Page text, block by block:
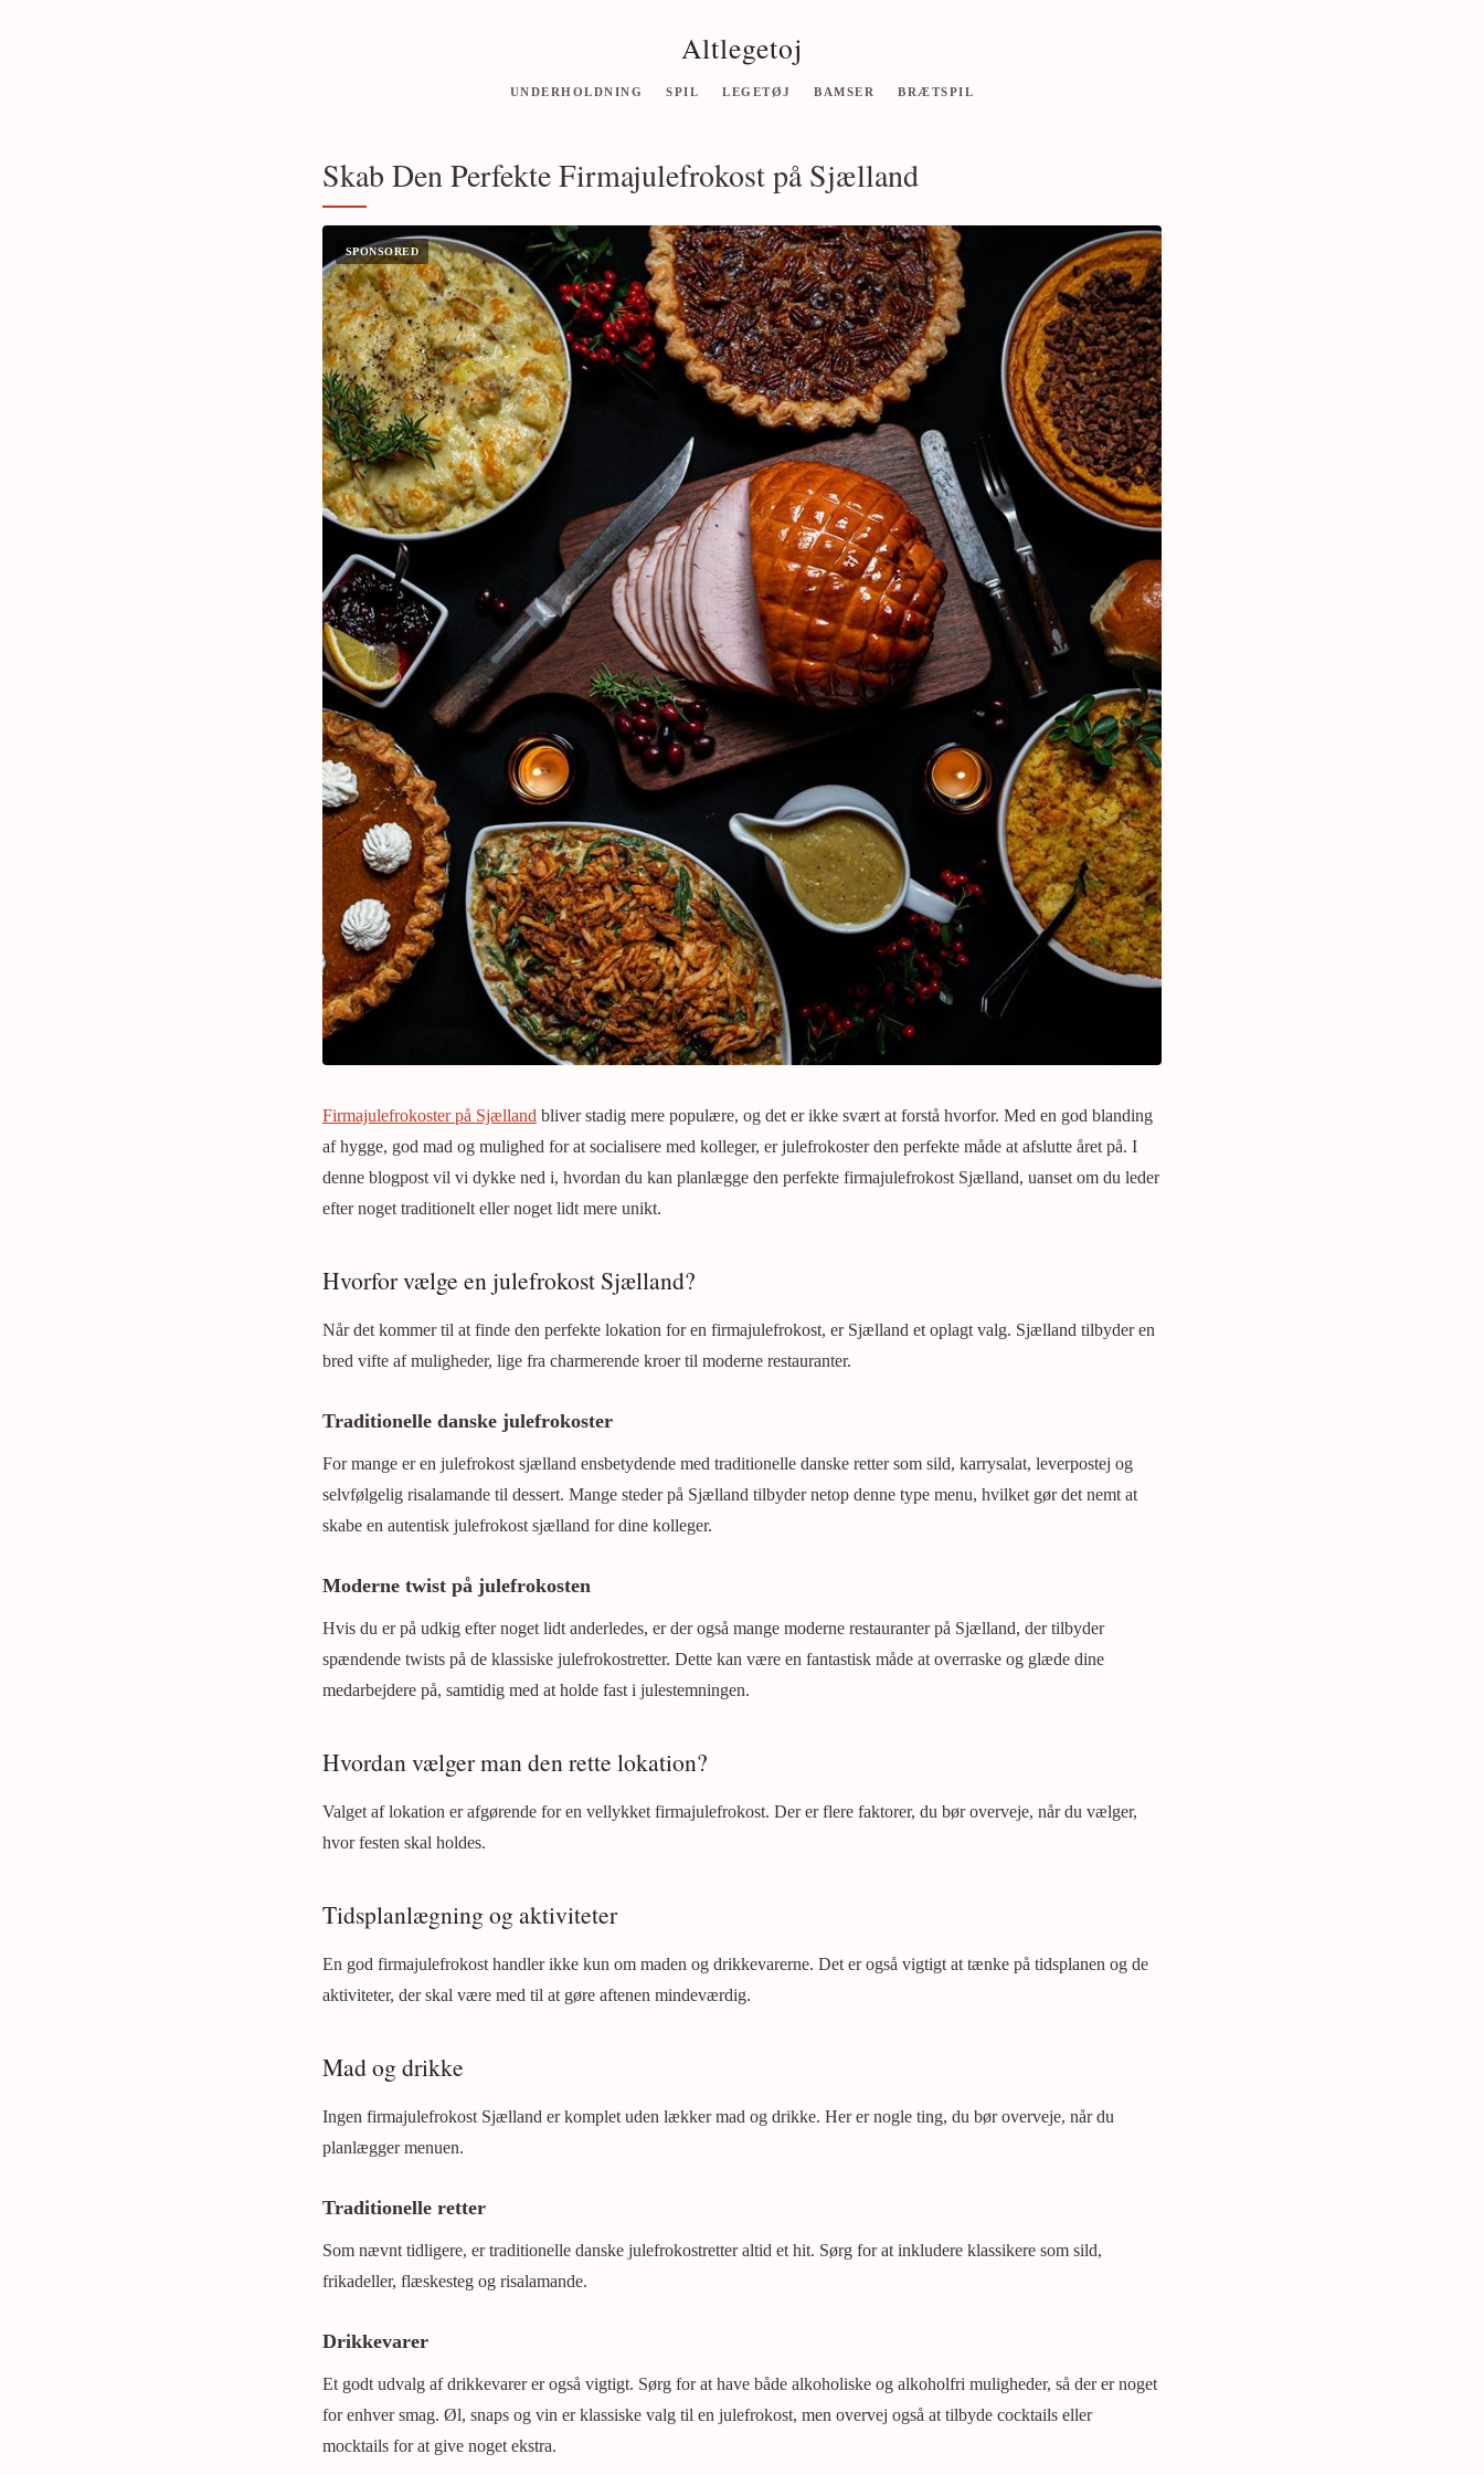
Altlegetoj
UNDERHOLDNING SPIL LEGETØJ BAMSER BRÆTSPIL
Skab Den Perfekte Firmajulefrokost på Sjælland
Firmajulefrokoster på Sjælland bliver stadig mere populære, og det er ikke svært at forstå hvorfor. Med en god blanding
af hygge, god mad og mulighed for at socialisere med kolleger, er julefrokoster den perfekte måde at afslutte året på. I
denne blogpost vil vi dykke ned i, hvordan du kan planlægge den perfekte firmajulefrokost Sjælland, uanset om du leder
efter noget traditionelt eller noget lidt mere unikt.
Hvorfor vælge en julefrokost Sjælland?
Når det kommer til at finde den perfekte lokation for en firmajulefrokost, er Sjælland et oplagt valg. Sjælland tilbyder en
bred vifte af muligheder, lige fra charmerende kroer til moderne restauranter.
Traditionelle danske julefrokoster
For mange er en julefrokost sjælland ensbetydende med traditionelle danske retter som sild, karrysalat, leverpostej og
selvfølgelig risalamande til dessert. Mange steder på Sjælland tilbyder netop denne type menu, hvilket gør det nemt at
skabe en autentisk julefrokost sjælland for dine kolleger.
Moderne twist på julefrokosten
Hvis du er på udkig efter noget lidt anderledes, er der også mange moderne restauranter på Sjælland, der tilbyder
spændende twists på de klassiske julefrokostretter. Dette kan være en fantastisk måde at overraske og glæde dine
medarbejdere på, samtidig med at holde fast i julestemningen.
Hvordan vælger man den rette lokation?
Valget af lokation er afgørende for en vellykket firmajulefrokost. Der er flere faktorer, du bør overveje, når du vælger,
hvor festen skal holdes.
Tidsplanlægning og aktiviteter
En god firmajulefrokost handler ikke kun om maden og drikkevarerne. Det er også vigtigt at tænke på tidsplanen og de
aktiviteter, der skal være med til at gøre aftenen mindeværdig.
Mad og drikke
Ingen firmajulefrokost Sjælland er komplet uden lækker mad og drikke. Her er nogle ting, du bør overveje, når du
planlægger menuen.
Traditionelle retter
Som nævnt tidligere, er traditionelle danske julefrokostretter altid et hit. Sørg for at inkludere klassikere som sild,
frikadeller, flæskesteg og risalamande.
Drikkevarer
Et godt udvalg af drikkevarer er også vigtigt. Sørg for at have både alkoholiske og alkoholfri muligheder, så der er noget
for enhver smag. Øl, snaps og vin er klassiske valg til en julefrokost, men overvej også at tilbyde cocktails eller
mocktails for at give noget ekstra.